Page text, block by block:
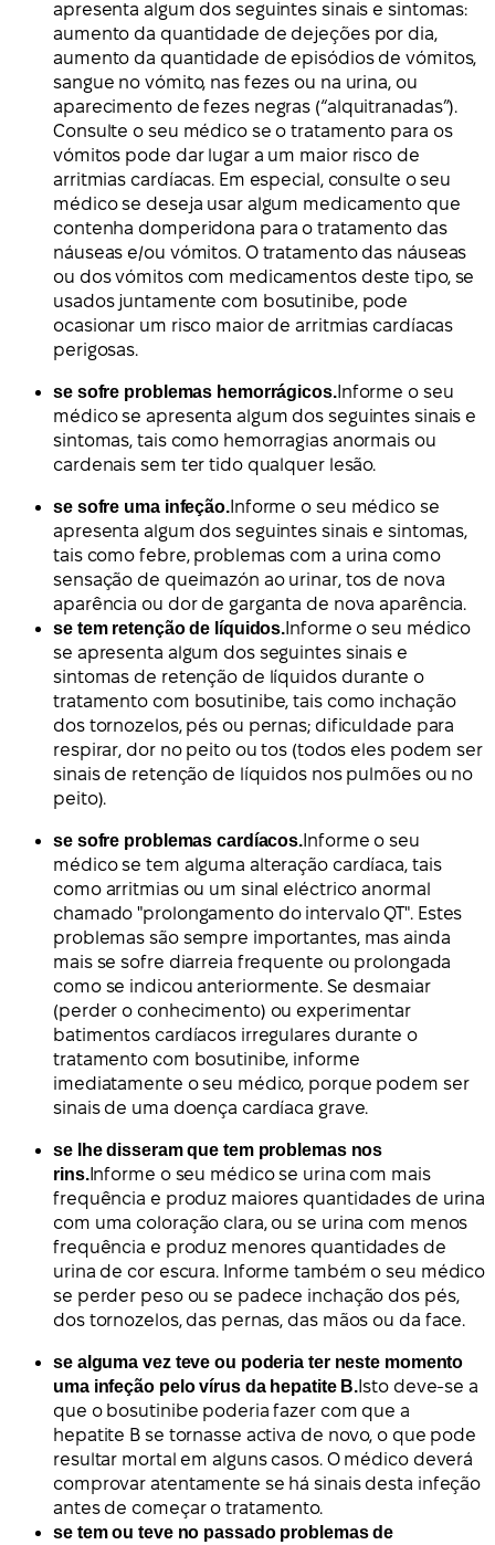
apresenta algum dos seguintes sinais e sintomas:
aumento da quantidade de dejeções por dia,
aumento da quantidade de episódios de vómitos,
sangue no vómito, nas fezes ou na urina, ou
aparecimento de fezes negras (“alquitranadas”).
Consulte o seu médico se o tratamento para os
vómitos pode dar lugar a um maior risco de
arritmias cardíacas. Em especial, consulte o seu
médico se deseja usar algum medicamento que
contenha domperidona para o tratamento das
náuseas e/ou vómitos. O tratamento das náuseas
ou dos vómitos com medicamentos deste tipo, se
usados juntamente com bosutinibe, pode
ocasionar um risco maior de arritmias cardíacas
perigosas.
se sofre problemas hemorrágicos.Informe o seu
médico se apresenta algum dos seguintes sinais e
sintomas, tais como hemorragias anormais ou
cardenais sem ter tido qualquer lesão.
se sofre uma infeção.Informe o seu médico se
apresenta algum dos seguintes sinais e sintomas,
tais como febre, problemas com a urina como
sensação de queimazón ao urinar, tos de nova
aparência ou dor de garganta de nova aparência.
se tem retenção de líquidos. Informe o seu médico
se apresenta algum dos seguintes sinais e
sintomas de retenção de líquidos durante o
tratamento com bosutinibe, tais como inchação
dos tornozelos, pés ou pernas; dificuldade para
respirar, dor no peito ou tos (todos eles podem ser
sinais de retenção de líquidos nos pulmões ou no
peito).
se sofre problemas cardíacos. Informe o seu
médico se tem alguma alteração cardíaca, tais
como arritmias ou um sinal eléctrico anormal
chamado "prolongamento do intervalo QT". Estes
problemas são sempre importantes, mas ainda
mais se sofre diarreia frequente ou prolongada
como se indicou anteriormente. Se desmaiar
(perder o conhecimento) ou experimentar
batimentos cardíacos irregulares durante o
tratamento com bosutinibe, informe
imediatamente o seu médico, porque podem ser
sinais de uma doença cardíaca grave.
se lhe disseram que tem problemas nos
rins.Informe o seu médico se urina com mais
frequência e produz maiores quantidades de urina
com uma coloração clara, ou se urina com menos
frequência e produz menores quantidades de
urina de cor escura. Informe também o seu médico
se perder peso ou se padece inchação dos pés,
dos tornozelos, das pernas, das mãos ou da face.
se alguma vez teve ou poderia ter neste momento
uma infeção pelo vírus da hepatite B. Isto deve-se a
que o bosutinibe poderia fazer com que a
hepatite B se tornasse activa de novo, o que pode
resultar mortal em alguns casos. O médico deverá
comprovar atentamente se há sinais desta infeção
antes de começar o tratamento.
se tem ou teve no passado problemas de